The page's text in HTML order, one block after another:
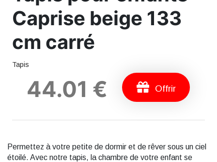
Caprise beige 133
cm carré
Tapis
44.01 € Offrir
Permettez à votre petite de dormir et de rêver sous un ciel
étoilé. Avec notre tapis, la chambre de votre enfant se